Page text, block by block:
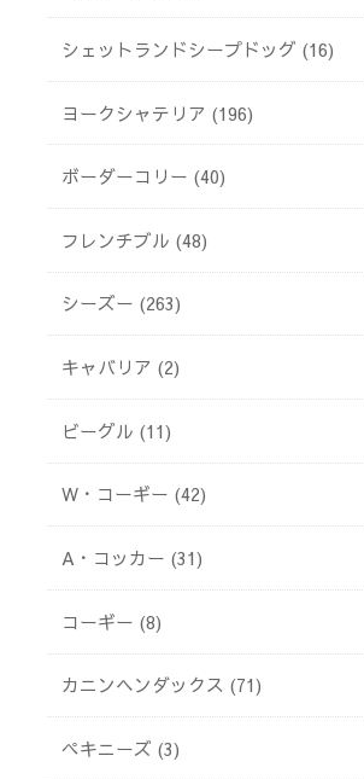
シェットランドシープドッグ (16)
ヨークシャテリア (196)
ボーダーコリー (40)
フレンチブル (48)
シーズー (263)
キャバリア (2)
ビーグル (11)
W・コーギー (42)
A・コッカー (31)
コーギー (8)
カニンヘンダックス (71)
ペキニーズ (3)